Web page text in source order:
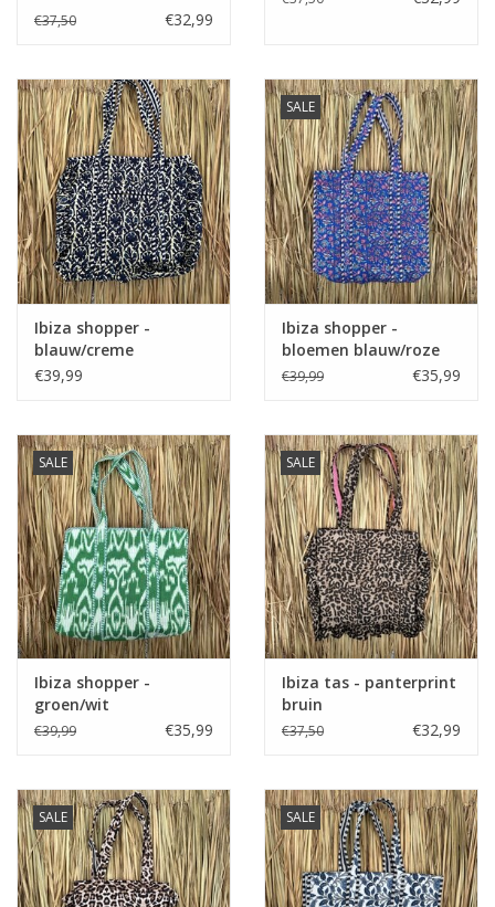
€37,50 €32,99
Ibiza shopper -
blauw/creme
€39,99
SALE
Ibiza shopper -
bloemen blauw/roze
€39,99 €35,99
SALE
Ibiza shopper -
groen/wit
€39,99 €35,99
SALE
Ibiza tas - panterprint
bruin
€37,50 €32,99
SALE SALE